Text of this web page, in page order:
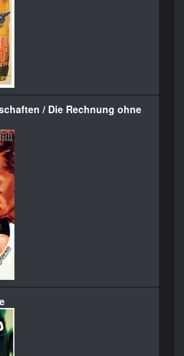
/ Die Rechnung ohne